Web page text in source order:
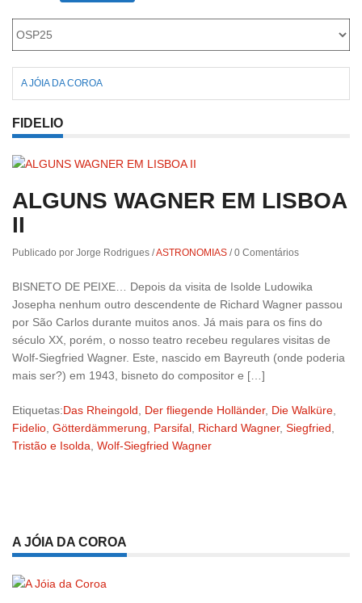
A JÓIA DA COROA
FIDELIO
ALGUNS WAGNER EM LISBOA
II
Publicado por Jorge Rodrigues /ASTRONOMIAS /0 Comentários
BISNETO DE PEIXE… Depois da visita de Isolde Ludowika
Josepha nenhum outro descendente de Richard Wagner passou
por São Carlos durante muitos anos. Já mais para os fins do
século XX, porém, o nosso teatro recebeu regulares visitas de
Wolf-Siegfried Wagner. Este, nascido em Bayreuth (onde poderia
mais ser?) em 1943, bisneto do compositor e […]
Etiquetas:Das Rheingold, Der fliegende Holländer, Die Walküre,
Fidelio, Götterdämmerung, Parsifal, Richard Wagner, Siegfried,
Tristão e Isolda, Wolf-Siegfried Wagner
A JÓIA DA COROA